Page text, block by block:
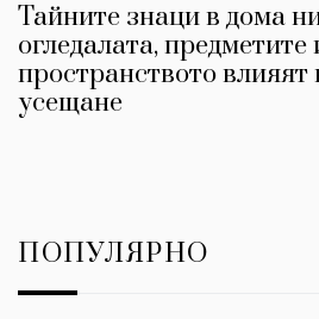
Тайните знаци в дома
огледалата, предметите
пространството
усещане
ПОПУЛЯРНО